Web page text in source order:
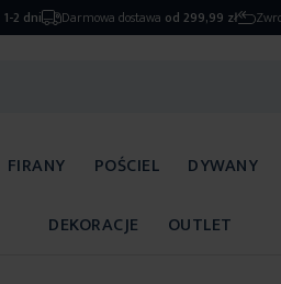
1-2 dni Darmowa dostawa od 299,99 zł
FIRANY POŚCIEL DYWANY
DEKORACJE
OUTLET